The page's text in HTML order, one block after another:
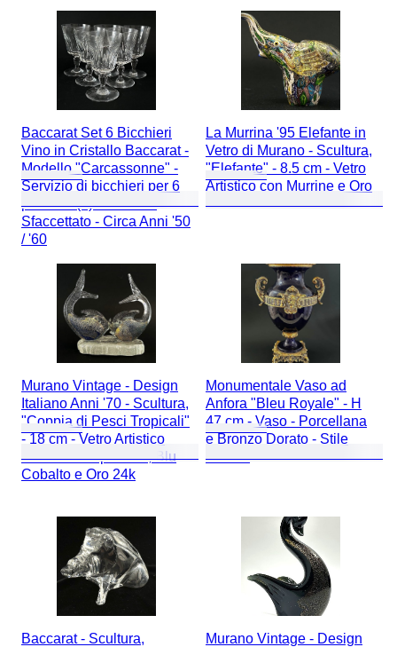
Baccarat Set 6 Bicchieri
Vino in Cristallo Baccarat -
Modello "Carcassonne" -
Servizio di bicchieri per 6
persone (6) - Cristallo
Sfaccettato - Circa Anni '50
/ '60
La Murrina '95 Elefante in
Vetro di Murano - Scultura,
"Elefante" - 8.5 cm - Vetro
Artistico con Murrine e Oro
Murano Vintage - Design
Italiano Anni '70 - Scultura,
"Coppia di Pesci Tropicali"
- 18 cm - Vetro Artistico
Murano Trasparente, Blu
Cobalto e Oro 24k
Monumentale Vaso ad
Anfora "Bleu Royale" - H
47 cm - Vaso - Porcellana
e Bronzo Dorato - Stile
Sèvres
Baccarat - Scultura,
Murano Vintage - Design